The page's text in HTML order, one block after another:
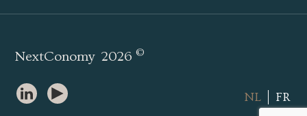
NextConomy 2026©
NL FR